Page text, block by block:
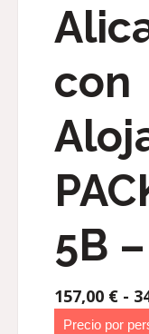
con
5B
157,00 € -
Precio por